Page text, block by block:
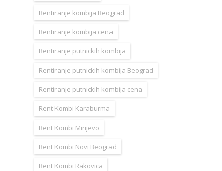
Rentiranje kombija Beograd
Rentiranje kombija cena
Rentiranje putnickih kombija
Rentiranje putnickih kombija Beograd
Rentiranje putnickih kombija cena
Rent Kombi Karaburma
Rent Kombi Mirijevo
Rent Kombi Novi Beograd
Rent Kombi Rakovica